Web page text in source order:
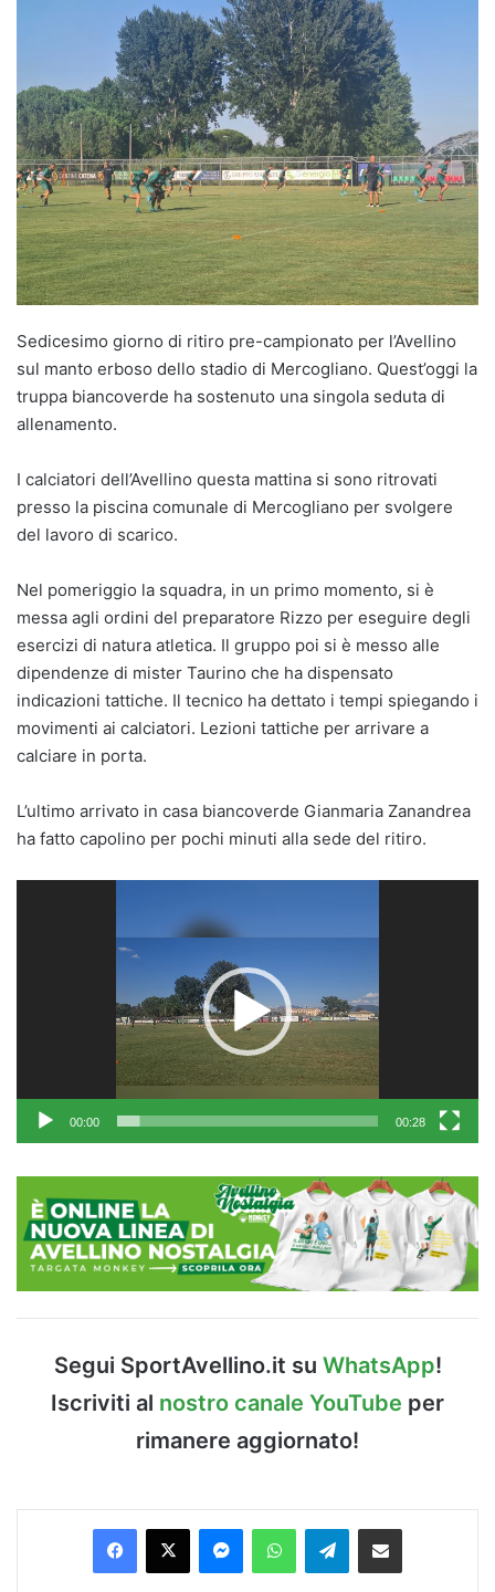
Sedicesimo giorno di ritiro pre-campionato per l’Avellino
sul manto erboso dello stadio di Mercogliano. Quest’oggi la
truppa biancoverde ha sostenuto una singola seduta di
allenamento.
I calciatori dell’Avellino questa mattina si sono ritrovati
presso la piscina comunale di Mercogliano per svolgere
del lavoro di scarico.
Nel pomeriggio la squadra, in un primo momento, si è
messa agli ordini del preparatore Rizzo per eseguire degli
esercizi di natura atletica. Il gruppo poi si è messo alle
dipendenze di mister Taurino che ha dispensato
indicazioni tattiche. Il tecnico ha dettato i tempi spiegando i
movimenti ai calciatori. Lezioni tattiche per arrivare a
calciare in porta.
L’ultimo arrivato in casa biancoverde Gianmaria Zanandrea
ha fatto capolino per pochi minuti alla sede del ritiro.
00:00 00:28
Segui SportAvellino.it su WhatsApp!
Iscriviti al nostro canale YouTube per
rimanere aggiornato!
Facebook
X MessengerWhatsAppTelegramCondividi via Email